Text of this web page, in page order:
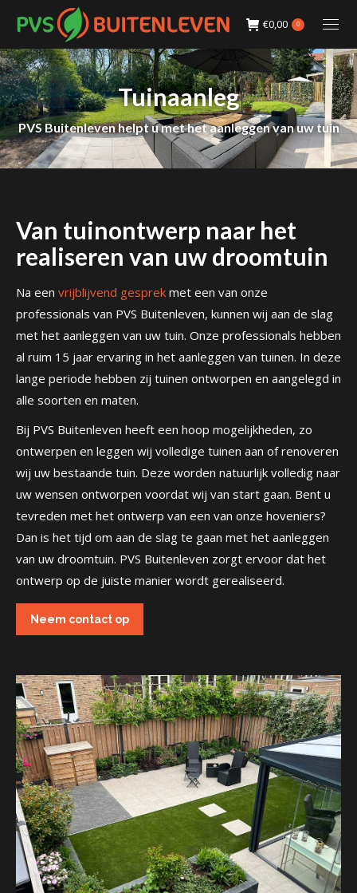
€0,00 0
Tuinaanleg
PVS Buitenleven helpt u met het aanleggen van uw tuin
Van tuinontwerp naar het
realiseren van uw droomtuin
Na een vrijblijvend gesprek met een van onze
professionals van PVS Buitenleven, kunnen wij aan de slag
met het aanleggen van uw tuin. Onze professionals hebben
al ruim 15 jaar ervaring in het aanleggen van tuinen. In deze
lange periode hebben zij tuinen ontworpen en aangelegd in
alle soorten en maten.
Bij PVS Buitenleven heeft een hoop mogelijkheden, zo
ontwerpen en leggen wij volledige tuinen aan of renoveren
wij uw bestaande tuin. Deze worden natuurlijk volledig naar
uw wensen ontworpen voordat wij van start gaan. Bent u
tevreden met het ontwerp van een van onze hoveniers?
Dan is het tijd om aan de slag te gaan met het aanleggen
van uw droomtuin. PVS Buitenleven zorgt ervoor dat het
ontwerp op de juiste manier wordt gerealiseerd.
Neem contact op